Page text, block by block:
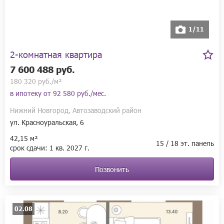
1/11
2-комнатная квартира
7 600 488 руб.
180 320 руб./м²
в ипотеку от 92 580 руб./мес.
Нижний Новгород, Автозаводский район
ул. Красноуральская, 6
42,15 м²
срок сдачи: 1 кв. 2027 г. 15 / 18 эт. панель
Позвонить
02.08